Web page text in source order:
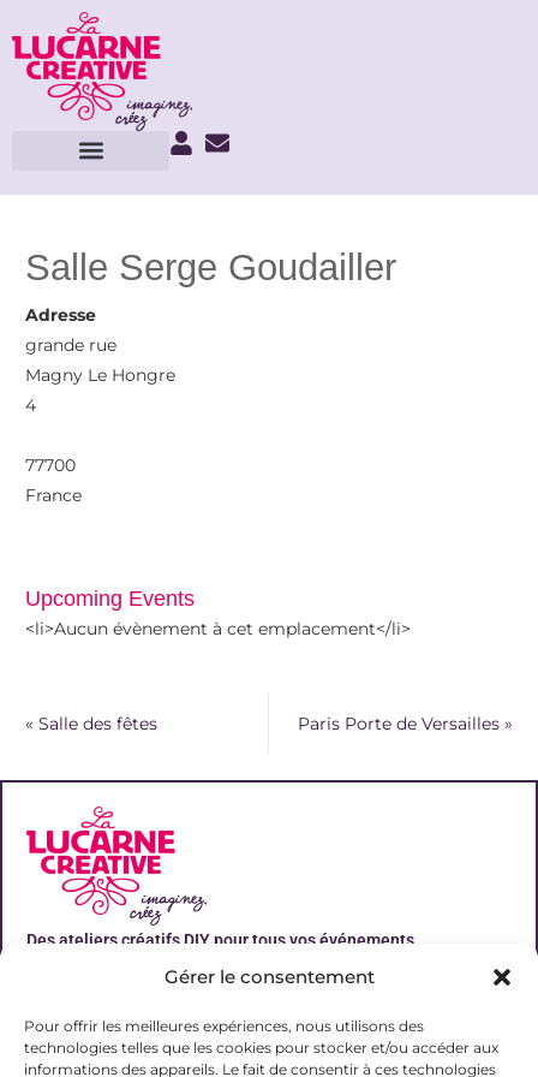
Gérer le consentement
Pour offrir les meilleures expériences, nous utilisons des
technologies telles que les cookies pour stocker et/ou accéder aux
informations des appareils. Le fait de consentir à ces technologies
Salle Serge Goudailler
Adresse
grande rue
Magny Le Hongre
4
77700
France
Upcoming Events
<li>Aucun évènement à cet emplacement</li>
« Salle des fêtes Paris Porte de Versailles »
Des ateliers créatifs DIY pour tous vos événements
Liens utiles